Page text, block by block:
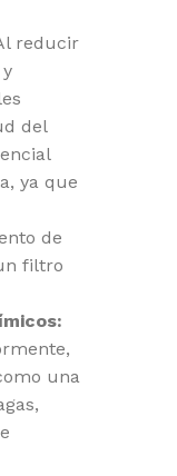
reducir
del
ya que
de
filtro
una